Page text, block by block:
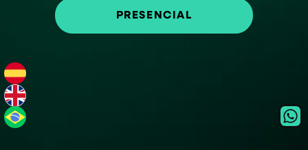
PRESENCIAL